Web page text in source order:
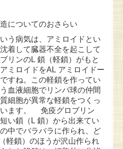
についてのおさらい
う病気は、アミロイドとい
着して臓器不全を起こして
リンのL 鎖（軽鎖）がもと
ミロイドをAL アミロイドー
すね。この軽鎖を作ってい
血液細胞でリンパ球の仲間
細胞が異常な軽鎖をつくっ
グロブリン
い鎖（L 鎖）から出来てい
中でバラバラに作られ、ど
軽鎖）のほうが沢山作られ